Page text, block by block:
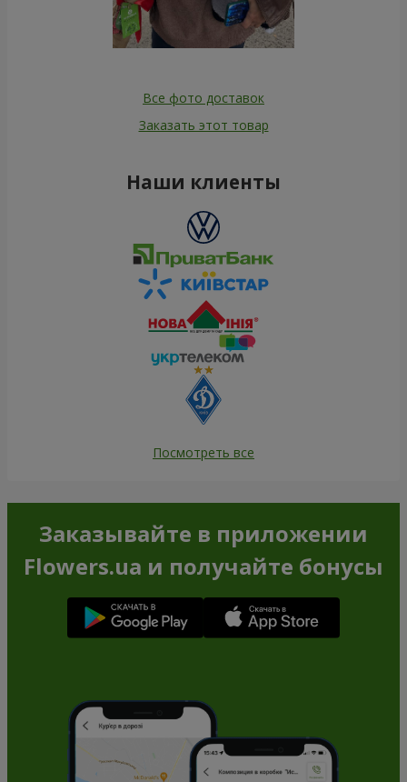
Все фото доставок
Заказать этот товар
Наши клиенты
Посмотреть все
Заказывайте в приложении
Flowers.ua и получайте бонусы